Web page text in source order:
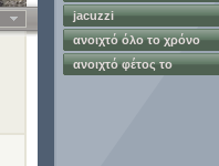
jacuzzi
ανοιχτό όλο το χρόνο
ανοιχτό φέτος το